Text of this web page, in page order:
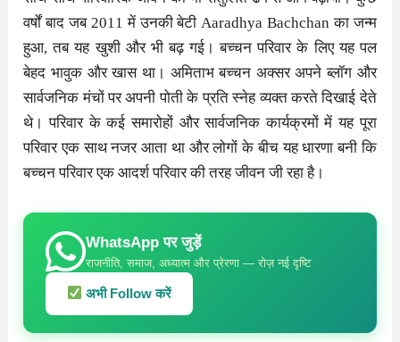
वर्षों बाद जब 2011 में उनकी बेटी Aaradhya Bachchan का जन्म
हुआ, तब यह खुशी और भी बढ़ गई। बच्चन परिवार के लिए यह पल
बेहद भावुक और खास था। अमिताभ बच्चन अक्सर अपने ब्लॉग और
सार्वजनिक मंचों पर अपनी पोती के प्रति स्नेह व्यक्त करते दिखाई देते
थे। परिवार के कई समारोहों और सार्वजनिक कार्यक्रमों में यह पूरा
परिवार एक साथ नजर आता था और लोगों के बीच यह धारणा बनी कि
बच्चन परिवार एक आदर्श परिवार की तरह जीवन जी रहा है।
WhatsApp पर जुड़ें
राजनीति, समाज, अध्यात्म और प्रेरणा — रोज़ नई दृष्टि
अभी Follow करें